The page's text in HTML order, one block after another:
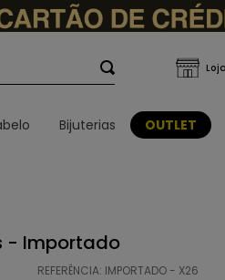
Bijuterias OUTLET
- Importado
REFERÊNCIA: IMPORTADO - X26